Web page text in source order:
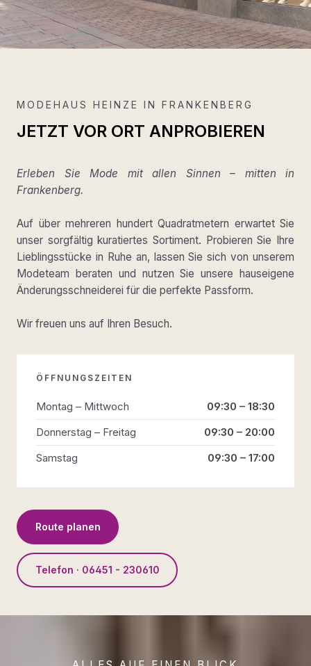
MODEHAUS HEINZE IN FRANKENBERG
JETZT VOR ORT ANPROBIEREN
Erleben Sie Mode mit allen Sinnen – mitten in
Frankenberg.
Auf über mehreren hundert Quadratmetern erwartet Sie
unser sorgfältig kuratiertes Sortiment. Probieren Sie Ihre
Lieblingsstücke in Ruhe an, lassen Sie sich von unserem
Modeteam beraten und nutzen Sie unsere hauseigene
Änderungsschneiderei für die perfekte Passform.
Wir freuen uns auf Ihren Besuch.
ÖFFNUNGSZEITEN
Montag – Mittwoch
09:30 – 18:30
Donnerstag – Freitag
09:30 – 20:00
Samstag
09:30 – 17:00
Route planen
Telefon · 06451 - 230610